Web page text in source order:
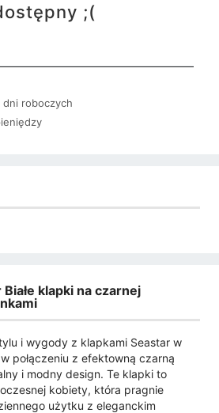
;(
dni roboczych
klapki na czarnej
i wygody z klapkami Seastar w
połączeniu z efektowną czarną
i modny design. Te klapki to
kobiety, która pragnie
użytku z eleganckim